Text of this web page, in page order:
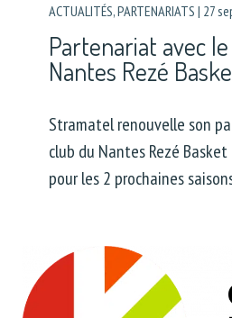
ACTUALITÉS,PARTENARIATS | 27
Partenariat avec
Nantes Rezé
Stramatel renouvelle son
club du Nantes Rezé
pour les 2 prochaines